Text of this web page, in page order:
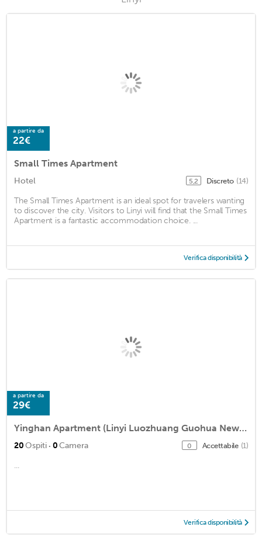
a partire da
22€
Small Times Apartment
Hotel 5,2 Discreto (14)
The Small Times Apartment is an ideal spot for travelers wanting
to discover the city. Visitors to Linyi will find that the Small Times
Apartment is a fantastic accommodation choice. ...
Verifica disponibilità
a partire da
29€
Yinghan Apartment (Linyi Luozhuang Guohua New Town)
20Ospiti · 0Camera 0 Accettabile (1)
...
Verifica disponibilità